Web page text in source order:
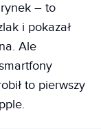
– to
i pokazał
Ale
to pierwszy